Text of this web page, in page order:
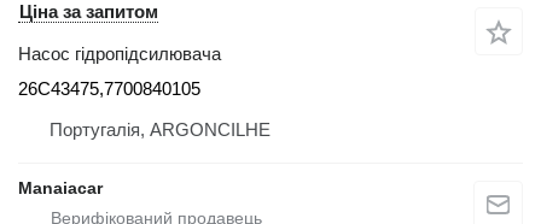
Ціна за запитом
Насос гідропідсилювача
26C43475,7700840105
Португалія, ARGONCILHE
Manaiacar